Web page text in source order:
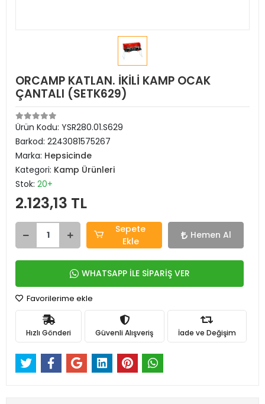
ORCAMP KATLAN. İKİLİ KAMP OCAK
ÇANTALI (SETK629)
Ürün Kodu: YSR280.01.S629
Barkod: 2243081575267
Marka: Hepsicinde
Kategori: Kamp Ürünleri
Stok: 20+
2.123,13 TL
Sepete
Ekle
Hemen Al
WHATSAPP İLE SİPARİŞ VER
Favorilerime ekle
Hızlı Gönderi Güvenli Alışveriş İade ve Değişim